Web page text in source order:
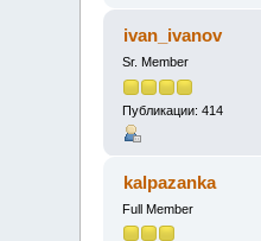
ivan_ivanov
Sr. Member
Публикации: 414
kalpazanka
Full Member